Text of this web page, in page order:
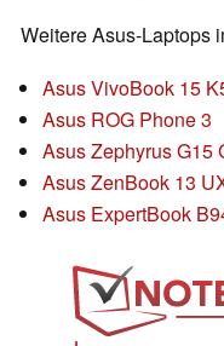
Weitere Asus-Laptops
Asus VivoBook 15
Asus ROG Phone 3
Asus Zephyrus G15
Asus ZenBook 13
Asus ExpertBook